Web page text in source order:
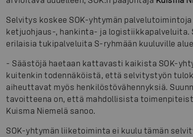
Selvitys koskee SOK-yhtymän
ketjuohjaus-, hankinta- ja
erilaisia tukipalveluita S-ryhmään kuuluville
- Säästöjä haetaan kattavasti kaikista SOK-
kuitenkin todennäköistä, että selvitystyön
aiheuttavat myös henkilöstövähennyksiä.
tavoitteena on, että mahdollisista
Kuisma Niemelä sanoo.
SOK-yhtymän liiketoiminta ei kuulu tämän